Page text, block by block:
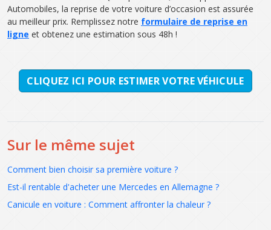
Automobiles, la reprise de votre voiture d’occasion est assurée
au meilleur prix. Remplissez notre formulaire de reprise en
ligne et obtenez une estimation sous 48h !
CLIQUEZ ICI POUR ESTIMER VOTRE VÉHICULE
Sur le même sujet
Comment bien choisir sa première voiture ?
Est-il rentable d'acheter une Mercedes en Allemagne ?
Canicule en voiture : Comment affronter la chaleur ?